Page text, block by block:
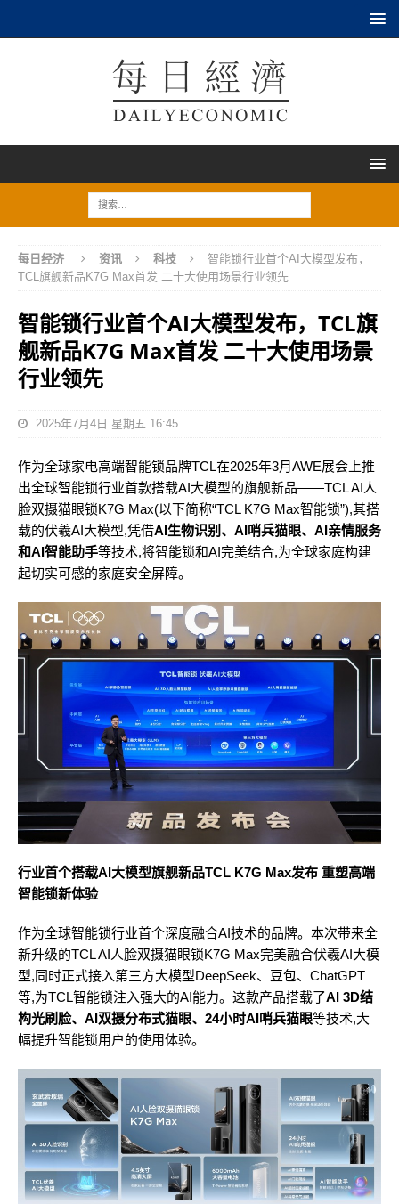
每日经济 资讯 科技
智能锁行业首个AI大模型发布，
TCL旗舰新品K7G Max首发 二十大使用场景行业领先
智能锁行业首个AI大模型发布，TCL旗
舰新品K7G Max首发 二十大使用场景
行业领先
2025年7月4日 星期五 16:45
作为全球家电高端智能锁品牌TCL在2025年3月AWE展会上推
出全球智能锁行业首款搭载AI大模型的旗舰新品——TCL AI人
脸双摄猫眼锁K7G Max(以下简称“TCL K7G Max智能锁”),其搭
载的伏羲AI大模型,凭借AI生物识别、AI哨兵猫眼、AI亲情服务
和AI智能助手等技术,将智能锁和AI完美结合,为全球家庭构建
起切实可感的家庭安全屏障。
行业首个搭载AI大模型旗舰新品TCL K7G Max发布 重塑高端
智能锁新体验
作为全球智能锁行业首个深度融合AI技术的品牌。本次带来全
新升级的TCL AI人脸双摄猫眼锁K7G Max完美融合伏羲AI大模
型,同时正式接入第三方大模型DeepSeek、豆包、ChatGPT
等,为TCL智能锁注入强大的AI能力。这款产品搭载了AI 3D结
构光刷脸、AI双摄分布式猫眼、24小时AI哨兵猫眼等技术,大
幅提升智能锁用户的使用体验。